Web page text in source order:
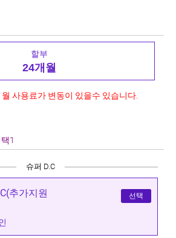
할부
24개월
사용료가 변동이 있을수 있습니다.
1
슈퍼 D.C
추가지원
선택